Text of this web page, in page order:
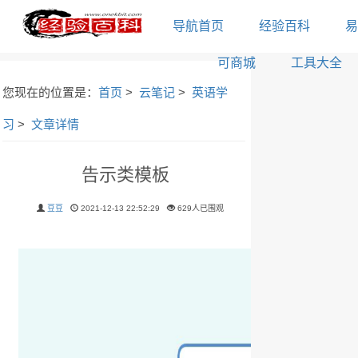
导航首页 经验百科 易
可商城 工具大全
您现在的位置是：首页 >云笔记 >英语学
习 >文章详情
告示类模板
豆豆 2021-12-13 22:52:29 629人已围观